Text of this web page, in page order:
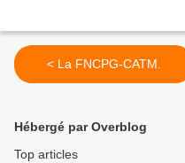
< La FNCPG-CATM.
Hébergé par Overblog
Top articles